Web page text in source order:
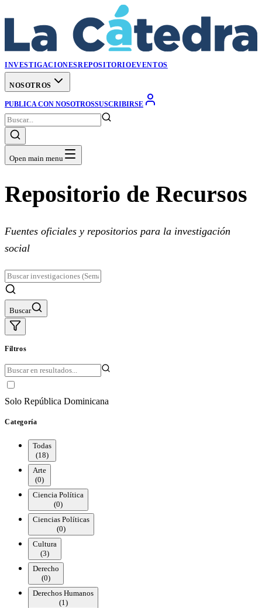
INVESTIGACIONESREPOSITORIOEVENTOS
NOSOTROS
PUBLICA CON NOSOTROSSUSCRIBIRSE
Open main menu
Repositorio de Recursos
Fuentes oficiales y repositorios para la investigación
social
Buscar
Filtros
Solo República Dominicana
Categoría
Todas
(18)
Arte
(0)
Ciencia Política
(0)
Ciencias Políticas
(0)
Cultura
(3)
Derecho
(0)
Derechos Humanos
(1)